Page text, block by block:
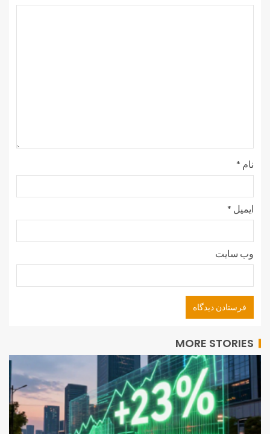
نام *
ایمیل *
وب‌ سایت
MORE STORIES